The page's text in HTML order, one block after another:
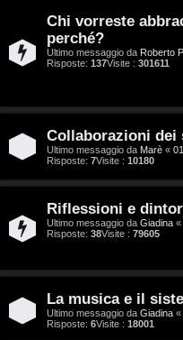
o
s
r
o
m
Chi vorreste
perché?
Ultimo messaggio da Roberto P
Risposte: 137Visite : 301611
Collaborazioni dei
Ultimo messaggio da Marè «
Risposte: 7Visite : 10180
Riflessioni e
Ultimo messaggio da Giadina «
Risposte: 38Visite : 79605
La musica e il
Ultimo messaggio da Giadina «
Risposte: 6Visite : 18001
o
t
i
n
i
T
o